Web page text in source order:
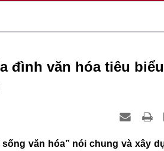
đình văn hóa tiêu
văn hóa” nói chung và xây